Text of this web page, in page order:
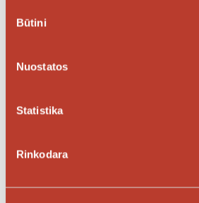
pasirinkimas
Būtini
Nuostatos
Statistika
Rinkodara
geresnius rezultatus –
taip pat ženkliai prisideda ir
praėjusių metų antrojo
Jacka.